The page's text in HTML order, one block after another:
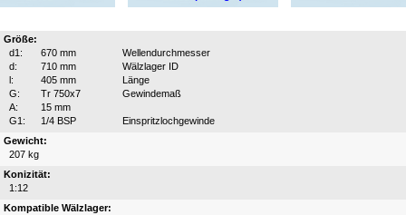
Größe:
d1:
670 mm
Wellendurchmesser
d:
710 mm
Wälzlager ID
l:
405 mm
Länge
G:
Tr 750x7
Gewindemaß
A:
15 mm
G1:
1/4 BSP
Einspritzlochgewinde
Gewicht:
207 kg
Konizität:
1:12
Kompatible Wälzlager: